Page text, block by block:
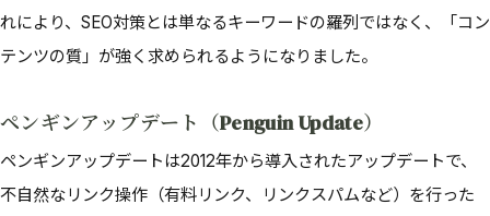
れにより、SEO対策とは単なるキーワードの羅列ではなく、「コン
テンツの質」が強く求められるようになりました。
ペンギンアップデート（Penguin Update）
ペンギンアップデートは2012年から導入されたアップデートで、
不自然なリンク操作（有料リンク、リンクスパムなど）を行った